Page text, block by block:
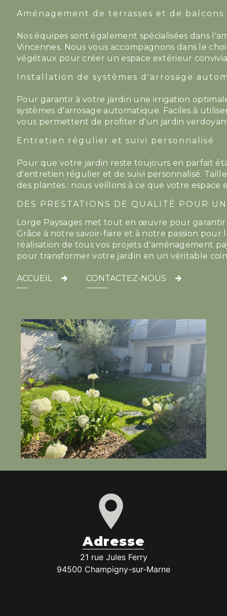
Aménagement de terrasses et de balcons
Nos équipes sont également spécialisées dans
Vincennes. Nous vous accompagnons dans le
végétaux pour créer un espace extérieur
Installation de systèmes d'arrosage
Pour garantir à votre jardin une irrigation
systèmes d'arrosage automatique. Faciles à
vous permettent de profiter d'un jardin
Entretien régulier et suivi personnalisé
Pour que votre jardin reste toujours en parfait
d'entretien régulier et de suivi personnalisé.
des plantes : nous veillons à ce que votre
DES PRESTATIONS DE QUALITÉ POUR
Lorge Paysages met tout en œuvre pour garantir
Grâce à notre savoir-faire et à notre passion
réalisation de tous vos projets d'aménagement
pour transformer votre jardin en un véritable coin
ACCUEIL CONTACTEZ-NOUS
Adresse
21 rue Jules Ferry
94500 Champigny-sur-Marne